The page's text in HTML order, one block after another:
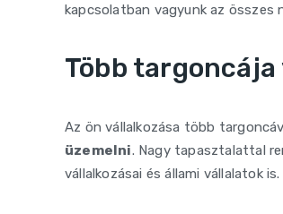
kapcsolatban vagyunk az összes
Több targoncája
Az ön vállalkozása több
üzemelni. Nagy tapasztalattal
vállalkozásai és állami vállalatok